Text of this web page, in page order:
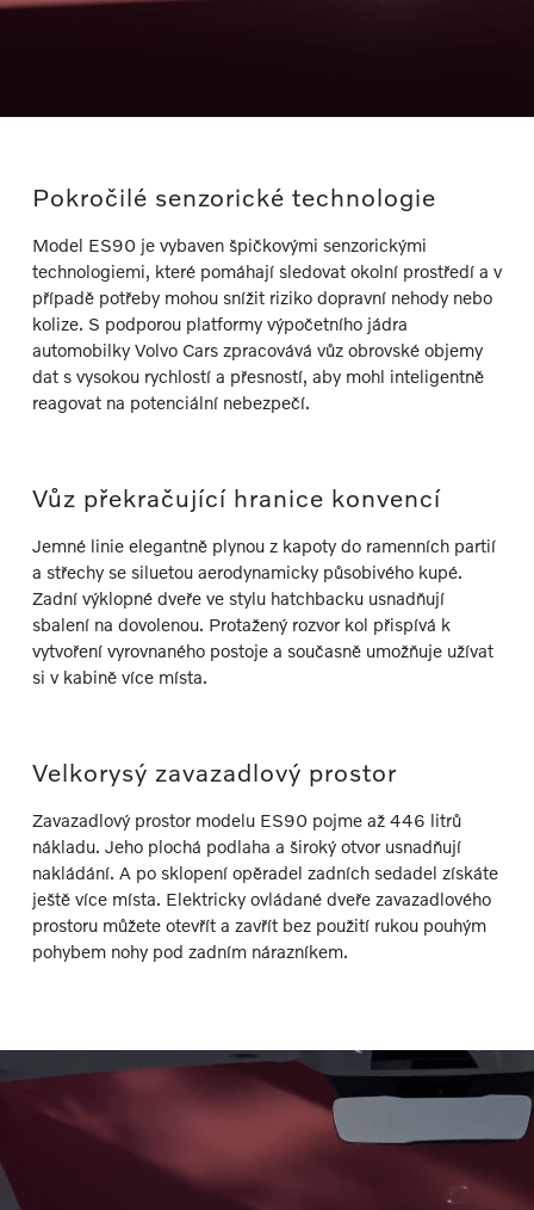
Pokročilé senzorické technologie
Model ES90 je vybaven špičkovými senzorickými
technologiemi, které pomáhají sledovat okolní prostředí a v
případě potřeby mohou snížit riziko dopravní nehody nebo
kolize. S podporou platformy výpočetního jádra
automobilky Volvo Cars zpracovává vůz obrovské objemy
dat s vysokou rychlostí a přesností, aby mohl inteligentně
reagovat na potenciální nebezpečí.
Vůz překračující hranice konvencí
Jemné linie elegantně plynou z kapoty do ramenních partií
a střechy se siluetou aerodynamicky působivého kupé.
Zadní výklopné dveře ve stylu hatchbacku usnadňují
sbalení na dovolenou. Protažený rozvor kol přispívá k
vytvoření vyrovnaného postoje a současně umožňuje užívat
si v kabině více místa.
Velkorysý zavazadlový prostor
Zavazadlový prostor modelu ES90 pojme až 446 litrů
nákladu. Jeho plochá podlaha a široký otvor usnadňují
nakládání. A po sklopení opěradel zadních sedadel získáte
ještě více místa. Elektricky ovládané dveře zavazadlového
prostoru můžete otevřít a zavřít bez použití rukou pouhým
pohybem nohy pod zadním nárazníkem.